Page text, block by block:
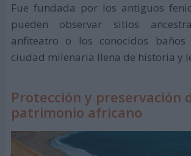
Fue fundada por los antiguos
pueden observar sitios
anfiteatro o los conocidos baños
ciudad milenaria llena de historia y
Protección y preservación
patrimonio africano